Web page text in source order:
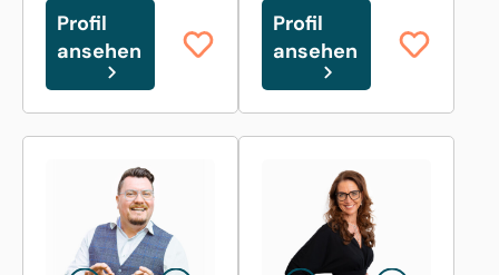
Profil
ansehen
Profil
ansehen